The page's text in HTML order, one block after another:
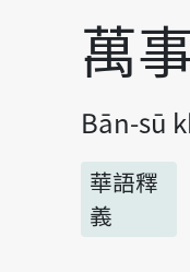
主內容區
萬
Bān-sū
華語釋
義